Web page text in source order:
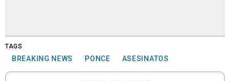
TAGS
BREAKING NEWS PONCE ASESINATOS